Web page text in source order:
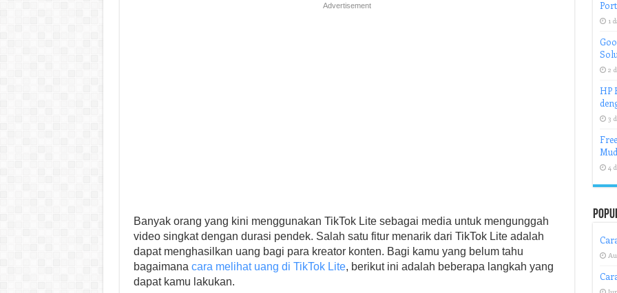
Advertisement
Banyak orang yang kini menggunakan TikTok Lite sebagai media untuk mengunggah
video singkat dengan durasi pendek. Salah satu fitur menarik dari TikTok Lite adalah
dapat menghasilkan uang bagi para kreator konten. Bagi kamu yang belum tahu
bagaimana cara melihat uang di TikTok Lite, berikut ini adalah beberapa langkah yang
dapat kamu lakukan.
1
2
HP
3
4